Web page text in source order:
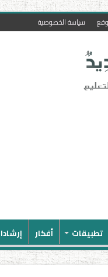
سياسة الخصوصية
تطبيقات أفكار